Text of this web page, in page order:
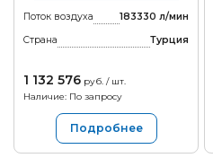
Поток воздуха
183330 л/мин
Страна
Турция
1 132 576 руб. / шт.
Наличие: По запросу
Подробнее